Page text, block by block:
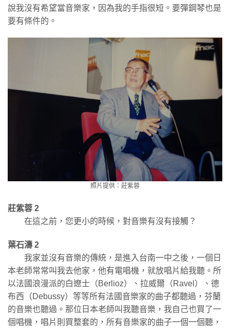
說我沒有希望當音樂家，因為我的手指很短。要彈鋼琴也是
要有條件的。
照片提供：莊紫蓉
莊紫蓉 2
在這之前，您更小的時候，對音樂有沒有接觸？
葉石濤 2
我家並沒有音樂的傳統，是進入台南一中之後，一個日
本老師常常叫我去他家，他有電唱機，就放唱片給我聽。所
以法國浪漫派的白遼士（Berlioz）、拉威爾（Ravel）、德
布西（Debussy）等等所有法國音樂家的曲子都聽過，芬蘭
的音樂也聽過。那位日本老師叫我聽音樂，我自己也買了一
個唱機，唱片則買整套的，所有音樂家的曲子一個一個聽，